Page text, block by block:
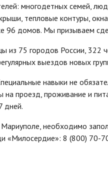
многодетных семей,
тепловые контуры,
96 домов. Мы призываем
из 75 городов России, 322
выездов новых
навыки не
проезд, проживание и
дней.
необходимо
«Милосердие»: 8 (800) 70-